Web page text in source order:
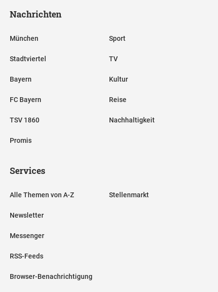
Nachrichten
München
Stadtviertel
Bayern
FC Bayern
TSV 1860
Promis
Sport
TV
Kultur
Reise
Nachhaltigkeit
Services
Alle Themen von A-Z
Newsletter
Messenger
RSS-Feeds
Browser-Benachrichtigung
Stellenmarkt